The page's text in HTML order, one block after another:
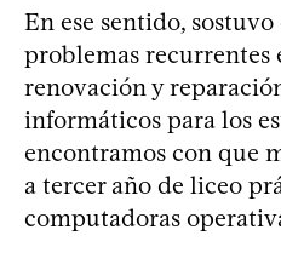
En ese sentido,
problemas recurrentes
renovación y
informáticos para los
encontramos con que
a tercer año de liceo
computadoras